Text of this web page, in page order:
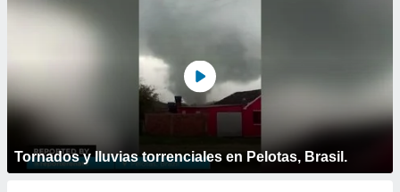
Tornados y lluvias torrenciales en Pelotas, Brasil.